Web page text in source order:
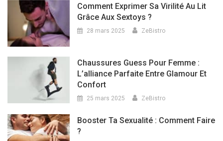
Comment Exprimer Sa Virilité Au Lit
Grâce Aux Sextoys ?
28 mars 2025 ZeBistro
Chaussures Guess Pour Femme :
L’alliance Parfaite Entre Glamour Et
Confort
25 mars 2025 ZeBistro
Booster Ta Sexualité : Comment Faire
?